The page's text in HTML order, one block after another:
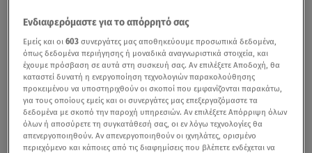
Ενδιαφερόμαστε για το απόρρητό σας
Εμείς και οι603 συνεργάτες μας αποθηκεύουμε προσωπικά δεδομένα,
όπως δεδομένα περιήγησης ή μοναδικά αναγνωριστικά στοιχεία, και
έχουμε πρόσβαση σε αυτά στη συσκευή σας. Αν επιλέξετε Αποδοχή, θα
καταστεί δυνατή η ενεργοποίηση τεχνολογιών παρακολούθησης
προκειμένου να υποστηριχθούν οι σκοποί που εμφανίζονται παρακάτω,
για τους οποίους εμείς και οι συνεργάτες μας επεξεργαζόμαστε τα
δεδομένα με σκοπό την παροχή υπηρεσιών. Αν επιλέξετε Απόρριψη όλων
όλων ή αποσύρετε τη συγκατάθεσή σας, οι εν λόγω τεχνολογίες θα
απενεργοποιηθούν. Αν απενεργοποιηθούν οι ιχνηλάτες, ορισμένο
περιεχόμενο και κάποιες από τις διαφημίσεις που βλέπετε ενδέχεται να